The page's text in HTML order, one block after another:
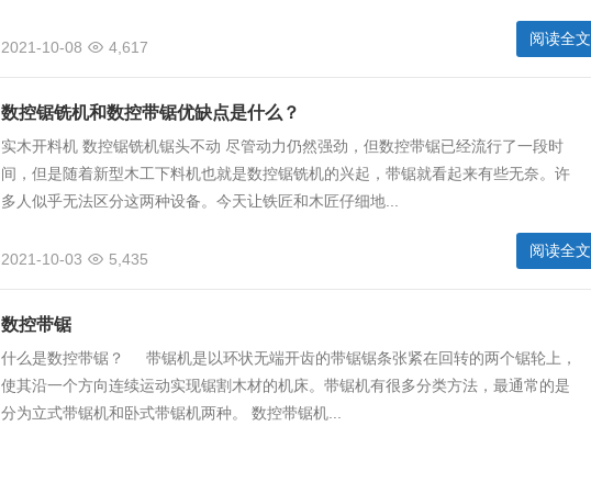
2021-10-08 4,617 阅读全文
数控锯铣机和数控带锯优缺点是什么？
实木开料机 数控锯铣机锯头不动 尽管动力仍然强劲，但数控带锯已经流行了一段时
间，但是随着新型木工下料机也就是数控锯铣机的兴起，带锯就看起来有些无奈。许
多人似乎无法区分这两种设备。今天让铁匠和木匠仔细地...
2021-10-03 5,435 阅读全文
数控带锯
什么是数控带锯？ 带锯机是以环状无端开齿的带锯锯条张紧在回转的两个锯轮上，
使其沿一个方向连续运动实现锯割木材的机床。带锯机有很多分类方法，最通常的是
分为立式带锯机和卧式带锯机两种。 数控带锯机...